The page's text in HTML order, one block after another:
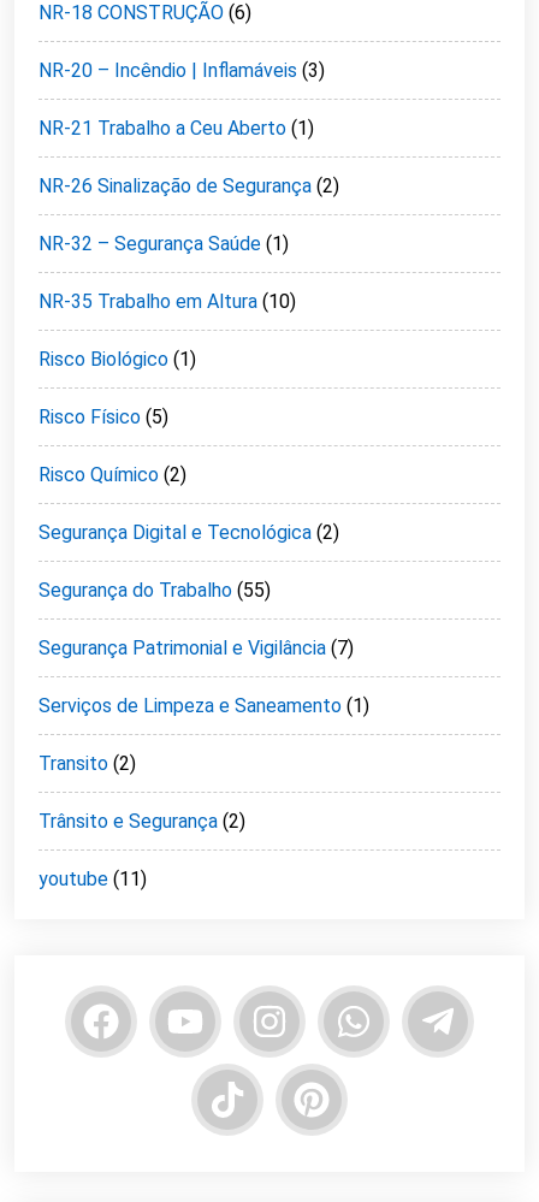
NR-18 CONSTRUÇÃO (6)
NR-20 – Incêndio | Inflamáveis (3)
NR-21 Trabalho a Ceu Aberto (1)
NR-26 Sinalização de Segurança (2)
NR-32 – Segurança Saúde (1)
NR-35 Trabalho em Altura (10)
Risco Biológico (1)
Risco Físico (5)
Risco Químico (2)
Segurança Digital e Tecnológica (2)
Segurança do Trabalho (55)
Segurança Patrimonial e Vigilância (7)
Serviços de Limpeza e Saneamento (1)
Transito (2)
Trânsito e Segurança (2)
youtube (11)